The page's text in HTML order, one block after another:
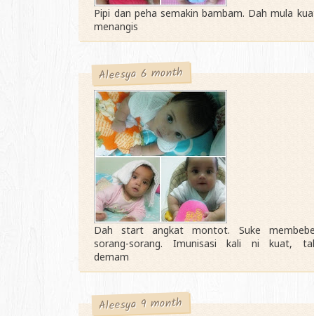
Pipi dan peha semakin bambam. Dah mula
menangis
Aleesya 6 month
Dah start angkat montot. Suke
sorang-sorang. Imunisasi kali ni kuat,
demam
Aleesya 9 month